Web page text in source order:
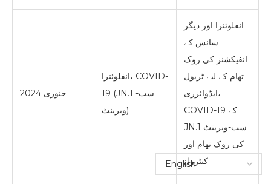
جنوری 2024
انفلوئنزا، COVID-
19 (JN.1 سب-
ویرینٹ)
انفلوئنزا اور دیگر
سانس کے
انفیکشنز کی روک
تھام کے لیے ٹریول
ایڈوائزری،
COVID-19 کے
JN.1 سب-ویرینٹ
کی روک تھام اور
کنٹرول